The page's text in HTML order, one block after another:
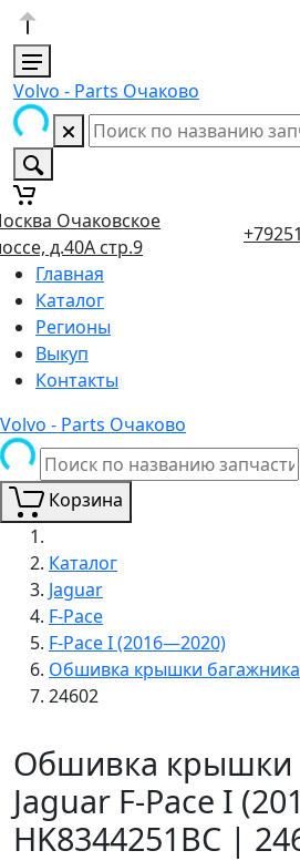
Volvo - Parts Очаково
Очаковское
д.40А стр.9
Главная
Каталог
Регионы
Выкуп
Контакты
Volvo - Parts Очаково
Корзина
Каталог
Jaguar
F-Pace
F-Pace I (2016—2020)
Обшивка крышки багажника
24602
Обшивка крышки
Jaguar F-Pace I
HK8344251BC |